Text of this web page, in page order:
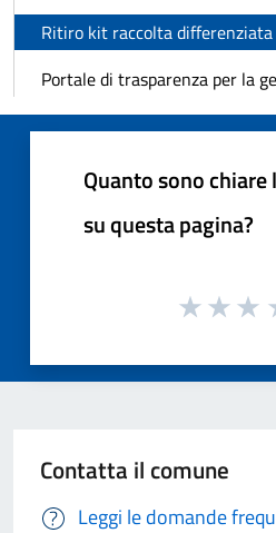
Ritiro kit raccolta differenziata
Portale di trasparenza per la
Quanto sono
su questa pagina?
Contatta il comune
Leggi le domande